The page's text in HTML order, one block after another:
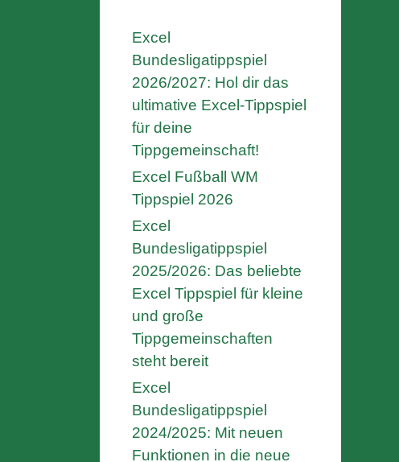
Excel
Bundesligatippspiel
2026/2027: Hol dir das
ultimative Excel-Tippspiel
für deine
Tippgemeinschaft!
Excel Fußball WM
Tippspiel 2026
Excel
Bundesligatippspiel
2025/2026: Das beliebte
Excel Tippspiel für kleine
und große
Tippgemeinschaften
steht bereit
Excel
Bundesligatippspiel
2024/2025: Mit neuen
Funktionen in die neue